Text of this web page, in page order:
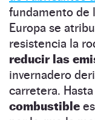
fundamento de
Europa se
resistencia la
reducir las
invernadero
carretera.
combustible